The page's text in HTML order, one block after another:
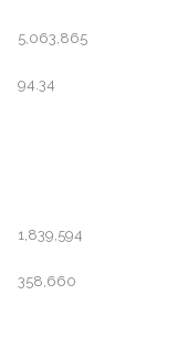
5,063,865
94.34
1,839,594
358,660